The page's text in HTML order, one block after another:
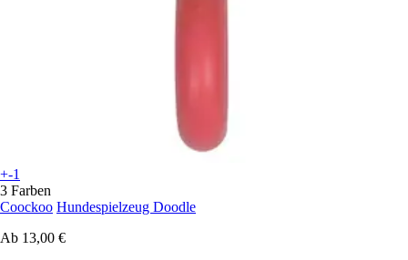
+-1
3 Farben
Coockoo Hundespielzeug Doodle
Ab 13,00 €